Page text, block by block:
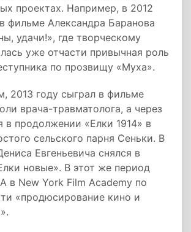
проектах. Например, в 2012
фильме Александра Баранова
удачи!», где творческому
уже отчасти привычная роль
по прозвищу «Муха».
2013 году сыграл в фильме
врача-травматолога, а через
в продолжении «Елки 1914» в
сельского парня Сеньки. В
Евгеньевича снялся в
новые». В этот же период
в New York Film Aсademy по
«продюсирование кино и